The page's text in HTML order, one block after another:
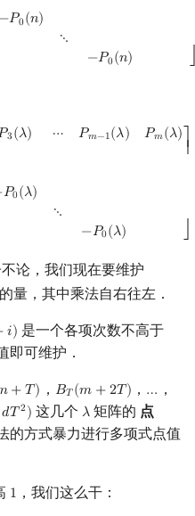
−𝑃0(𝑛)
⋱
−𝑃0(𝑛)
3(𝜆) ⋯ 𝑃𝑚−1(𝜆) 𝑃𝑚(𝜆)
𝑃0(𝜆)
⋱
−𝑃0(𝜆)
⎤
⎦
Pm(λ P0( −P0(λ)−P (λ)⋱−P
论，我们现在要维护
量，其中乘法自右往左．
𝑖) 是一个各项次数不高于
即可维护．
+𝑇 )
+ T) ， 𝐵𝑇(𝑚 +2𝑇 )
BT(m+ 2T ) ， …
… ，
𝑑𝑇 2)
2) 这几个 𝜆
λ 矩阵的 点
的方式暴力进行多项式点值
1
1 ，我们这么干：